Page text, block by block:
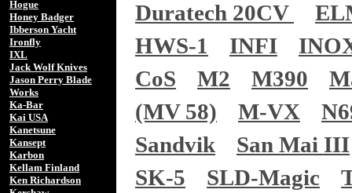
Hogue
Honey Badger
Ibberson Yacht
Ironfly
IXL
Jack Wolf Knives
Jason Perry Blade
Works
Ka-Bar
Kai USA
Kanetsune
Kansept
Karbon
Kellam Finland
Ken Richardson
Duratech 20CV
HWS-1
INFI
CoS
M2 M390
(MV 58)
M-VX
Sandvik
San Mai III
SK-5
SLD-Magic